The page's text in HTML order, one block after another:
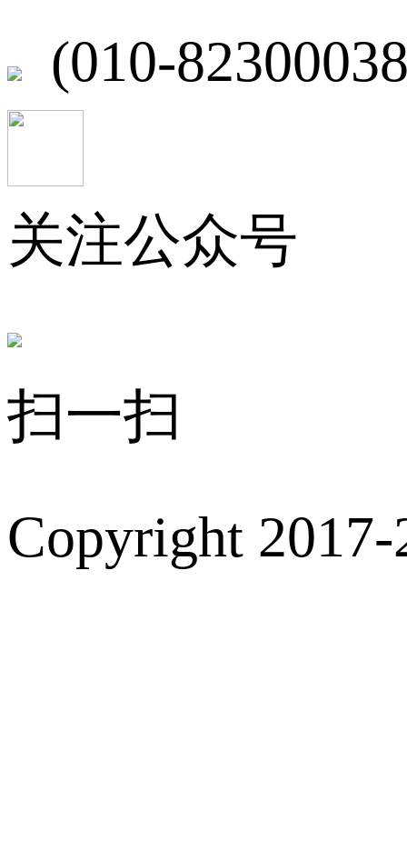
(010-
关注公众号
扫一扫
Copyright